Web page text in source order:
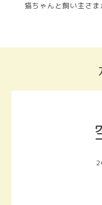
猫ちゃんと飼い主さ